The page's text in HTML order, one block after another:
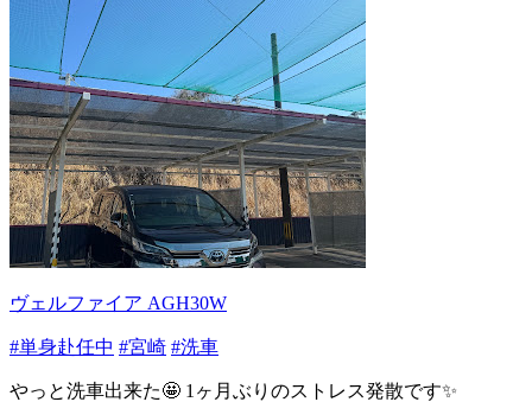
ヴェルファイア AGH30W
#単身赴任中 #宮崎 #洗車
やっと洗車出来た🤩 1ヶ月ぶりのストレス発散です✨️